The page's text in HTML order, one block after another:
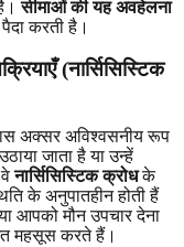
सीमाओं की यह अवहेलना
करती है।
(नार्सिसिस्टिक
अक्सर अविश्वसनीय रूप
जाता है या उन्हें
वेनार्सिसिस्टिक क्रोधके
के अनुपातहीन होती हैं
आपको मौन उपचार देना
महसूस करते हैं।